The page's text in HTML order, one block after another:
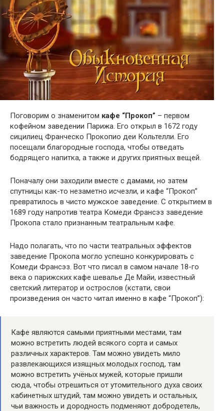
Поговорим о знаменитом кафе “Прокоп” – первом
кофейном заведении Парижа. Его открыл в 1672 году
сицилиец Франческо Прокопио деи Кольтелли. Его
посещали благородные господа, чтобы отведать
бодрящего напитка, а также и других приятных вещей.
Поначалу они заходили вместе с дамами, но затем
спутницы как-то незаметно исчезли, и кафе “Прокоп”
превратилось в чисто мужское заведение. С открытием в
1689 году напротив театра Комеди Франсэз заведение
Прокопа стало признанным театральным кафе.
Надо полагать, что по части театральных эффектов
заведение Прокопа могло успешно конкурировать с
Комеди Франсэз. Вот что писал в самом начале 18-го
века о парижских кафе шевалье Де Майи, известный
светский литератор и острослов (кстати, свои
произведения он часто читал именно в кафе “Прокоп”):
Кафе являются самыми приятными местами, там
можно встретить людей всякого сорта и самых
различных характеров. Там можно увидеть мило
развлекающихся изящных молодых господ, там
можно встретить учёных мужей, которые пришли
сюда, чтобы отрешиться от утомительного духа своих
кабинетных штудий, там можно увидеть и остальных,
чьи важность и дородность подменяют добродетель,